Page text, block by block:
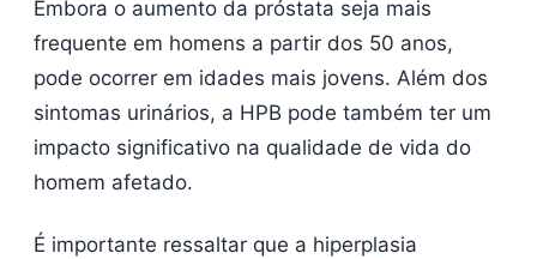
Embora o aumento da próstata seja mais
frequente em homens a partir dos 50 anos,
pode ocorrer em idades mais jovens. Além dos
sintomas urinários, a HPB pode também ter um
impacto significativo na qualidade de vida do
homem afetado.
É importante ressaltar que a hiperplasia